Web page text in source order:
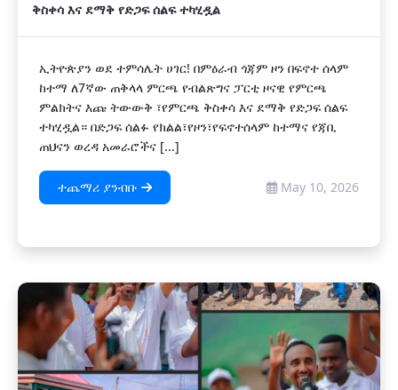
ቅስቀሳ እና ደማቅ የድጋፍ ሰልፍ ተካሂዷል
ኢትዮጵያን ወደ ተምሳሌት ሀገር! በምዕራብ ጎጃም ዞን በፍኖተ ሰላም
ከተማ ለ7ኛው ጠቅላላ ምርጫ የብልጽግና ፓርቲ ዞናዊ የምርጫ
ምልክትና እጩ ትውውቅ ፣የምርጫ ቅስቀሳ እና ደማቅ የድጋፍ ሰልፍ
ተካሂዷል። በድጋፍ ሰልፉ የክልል፣የዞን፣የፍኖተሰላም ከተማና የጃቢ
ጠህናን ወረዳ አመራሮችና [...]
ተጨማሪ ያንብቡ May 10, 2026